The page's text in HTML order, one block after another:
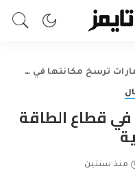
ترسخ مكانتها في قطاع الطاقة الشمسية
في قطاع الطاقة
منذ سنتين